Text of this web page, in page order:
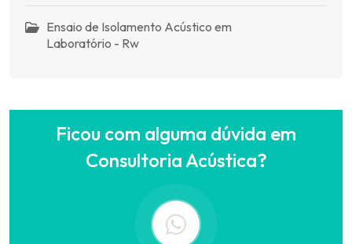
Ensaio de Isolamento Acústico em
Laboratório - Rw
Ficou com alguma dúvida em
Consultoria Acústica?